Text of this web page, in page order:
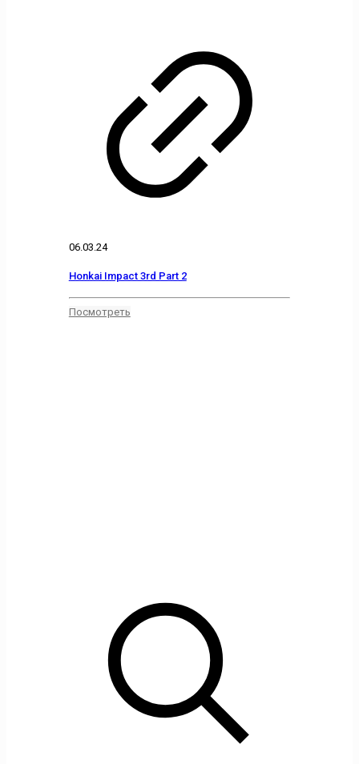
06.03.24
Honkai Impact 3rd Part 2
Посмотреть